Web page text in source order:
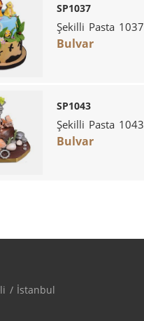
SP1037
Şekilli Pasta 1037
Bulvar
SP1043
Şekilli Pasta 1043
Bulvar
/ İstanbul